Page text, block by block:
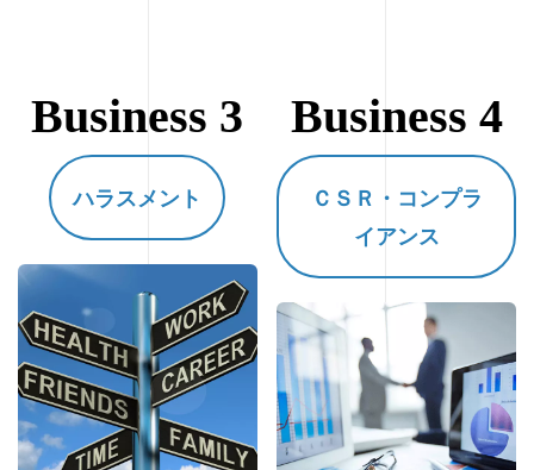
Business 3
ハラスメント
Business 4
ＣＳＲ・コンプラ
イアンス